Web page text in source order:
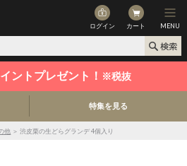
ログイン カート MENU
ントプレゼント！ ※税抜
特集を見る
他 ＞ 渋皮栗の生どらグランデ 4個入り